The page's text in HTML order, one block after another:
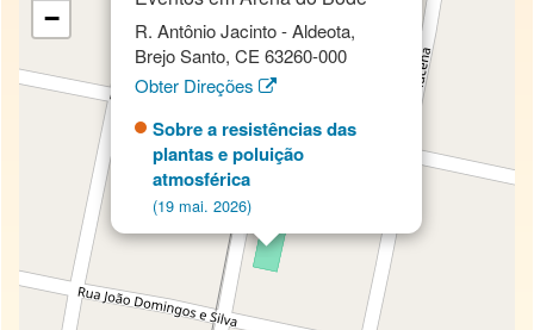
R. Antônio Jacinto - Aldeota,
Brejo Santo, CE 63260-000
Obter Direções
Sobre a resistências das
plantas e poluição
atmosférica
(19 mai. 2026)
−